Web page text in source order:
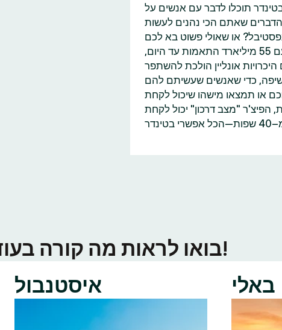
תוכלו לדבר עם אנשים על
או שאולי פשוט בא לכם
למצוא עוד מישהו שאכפת לו משינוי האקלים כמוכם? עם 55 מיליארד התאמות עד היום,
אונליין הולכת להשתפר
כדי שאנשים שעשיתם להם
או תמצאו מישהו שיכול לקחת
"מצב דרכון" יכול לקחת
בואו לראות מה קורה בעוד ערי טינדר באזור שלכם!
איסטנבול באלי